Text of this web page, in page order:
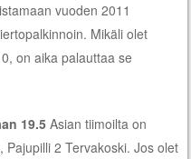
vuoden 2011
Mikäli olet
on aika palauttaa se
19.5Asian tiimoilta on
2 Tervakoski. Jos olet